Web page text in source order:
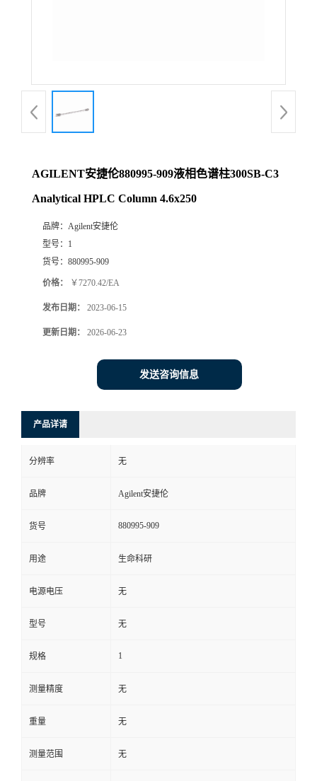
AGILENT安捷伦880995-909液相色谱柱300SB-C3
Analytical HPLC Column 4.6x250
品牌： Agilent安捷伦
型号： 1
货号： 880995-909
价格： ￥7270.42/EA
发布日期： 2023-06-15
更新日期： 2026-06-23
发送咨询信息
产品详请
分辨率 无
品牌 Agilent安捷伦
货号 880995-909
用途 生命科研
电源电压 无
型号 无
规格 1
测量精度 无
重量 无
测量范围 无